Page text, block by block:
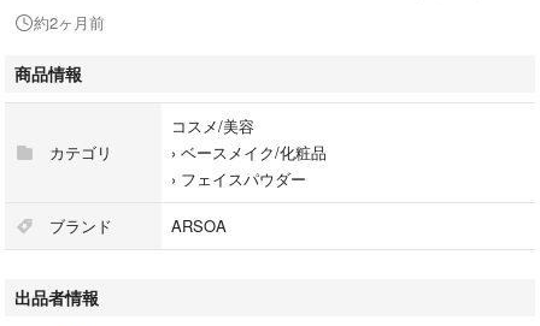
約2ヶ月前
商品情報
カテゴリ
コスメ/美容
› ベースメイク/化粧品
› フェイスパウダー
ブランド ARSOA
出品者情報